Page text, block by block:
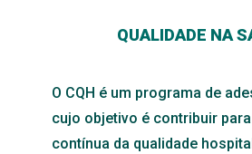
QUALIDADE NA
O CQH é um programa de
cujo objetivo é contribuir
contínua da qualidade